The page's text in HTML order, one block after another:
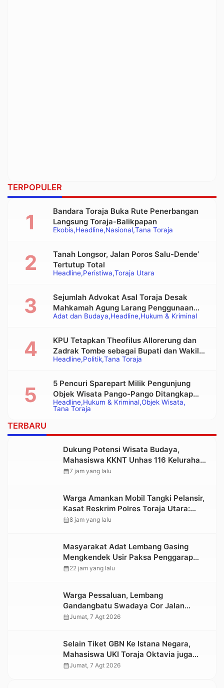
TERPOPULER
Ekobis Headline Nasional Tana Toraja
Bandara Toraja Buka Rute Penerbangan
Langsung Toraja-Balikpapan
Headline Peristiwa Toraja Utara
Tanah Longsor, Jalan Poros Salu-Dende’
Tertutup Total
Adat dan Budaya Headline Hukum & Kriminal
Sejumlah Advokat Asal Toraja Desak
Mahkamah Agung Larang Penggunaan
Alat Berat pada Eksekusi Rumah Adat
Headline Politik Tana Toraja
KPU Tetapkan Theofilus Allorerung dan
Zadrak Tombe sebagai Bupati dan Wakil
Bupati Tana Toraja Terpilih
Headline Hukum & Kriminal Objek Wisata
Tana Toraja
5 Pencuri Sparepart Milik Pengunjung
Objek Wisata Pango-Pango Ditangkap
Polisi
TERBARU
Dukung Potensi Wisata Budaya,
Mahasiswa KKNT Unhas 116 Kelurahan
Nonongan Utara Pasang Papan
calendar_month7 jam yang lalu
Warga Amankan Mobil Tangki Pelansir,
Kasat Reskrim Polres Toraja Utara:
Proses Hukum Berjalan Transparan
calendar_month8 jam yang lalu
Masyarakat Adat Lembang Gasing
Mengkendek Usir Paksa Penggarap
yang Rusak Kawasan Hutan
calendar_month22 jam yang lalu
Warga Pessaluan, Lembang
Gandangbatu Swadaya Cor Jalan
Kabupaten
calendar_monthJumat, 7 Agt 2026
Selain Tiket GBN Ke Istana Negara,
Mahasiswa UKI Toraja Oktavia juga
Lolos ke Pekan Seni Mahasiswa
calendar_monthJumat, 7 Agt 2026